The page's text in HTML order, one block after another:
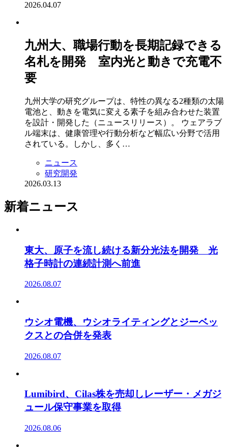
2026.04.07
九州大、職場行動を長期記録できる
名札を開発 室内光と動きで充電不
要
九州大学の研究グループは、特性の異なる2種類の太陽
電池と、動きを電気に変える素子を組み合わせた装置
を設計・開発した（ニュースリリース）。 ウェアラブ
ル端末は、健康管理や行動分析など幅広い分野で活用
されている。しかし、多く…
ニュース
研究開発
2026.03.13
新着ニュース
東大、原子を流し続ける新分光法を開発 光
格子時計の連続計測へ前進
2026.08.07
ウシオ電機、ウシオライティングとジーベッ
クスとの合併を発表
2026.08.07
Lumibird、Cilas株を売却しレーザー・メガジ
ュール保守事業を取得
2026.08.06